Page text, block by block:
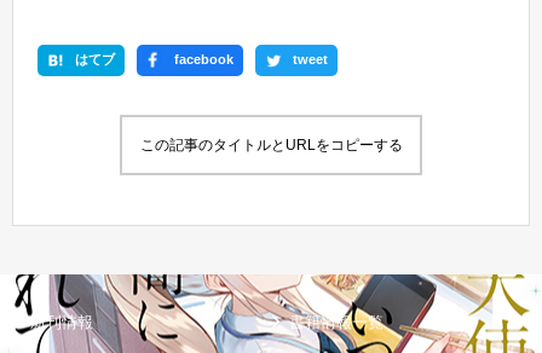
はてブ facebook tweet
この記事のタイトルとURLをコピーする
新刊情報 書籍情報一覧